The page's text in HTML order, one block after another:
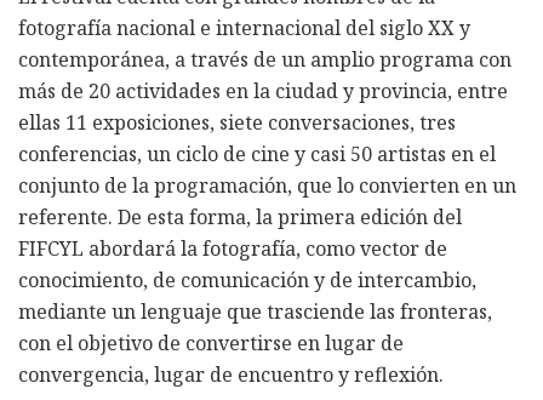
fotografía nacional e internacional del siglo XX y
contemporánea, a través de un amplio programa con
más de 20 actividades en la ciudad y provincia, entre
ellas 11 exposiciones, siete conversaciones, tres
conferencias, un ciclo de cine y casi 50 artistas en el
conjunto de la programación, que lo convierten en un
referente. De esta forma, la primera edición del
FIFCYL abordará la fotografía, como vector de
conocimiento, de comunicación y de intercambio,
mediante un lenguaje que trasciende las fronteras,
con el objetivo de convertirse en lugar de
convergencia, lugar de encuentro y reflexión.